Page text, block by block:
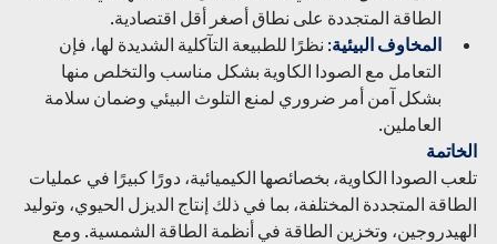
الطاقة المتجددة على نطاق أصغر أقل اقتصادية.
المخاوف البيئية: نظرًا للطبيعة التآكلية الشديدة لها، فإن
التعامل مع الصودا الكاوية بشكل مناسب والتخلص منها
بشكل آمن أمر ضروري لمنع التلوث البيئي وضمان سلامة
العاملين.
الخاتمة
تلعب الصودا الكاوية، بخصائصها الكيميائية، دورًا كبيرًا في عمليات
الطاقة المتجددة المختلفة، بما في ذلك إنتاج الديزل الحيوي، وتوليد
الهيدروجين، وتخزين الطاقة في أنظمة الطاقة الشمسية. ومع